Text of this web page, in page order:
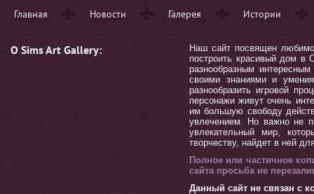
Главная Новости Галерея Истории
О Sims Art Gallery:
Наш сайт посвящен
построить красивый дом в
разнообразным
своими знаниями и
разнообразить игровой
персонажи живут очень
им большую свободу
увлечением. Но важно не
увлекательный мир,
творчеству, найдет в ней
Полное или частичное
сайта просьба не
Данный сайт не связан с